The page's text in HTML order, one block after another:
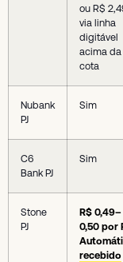
ou R$
via linha
digitável
acima da
cota
Nubank
PJ
Sim
C6
Bank PJ
Sim
Stone
PJ
R$ 0,49–
0,50 por
recebido